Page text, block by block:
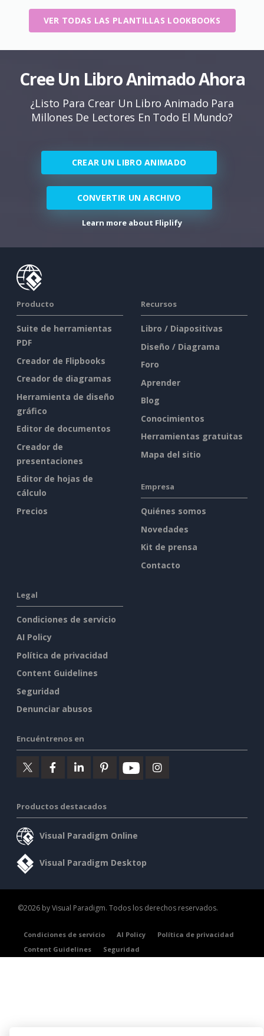
VER TODAS LAS PLANTILLAS LOOKBOOKS
Cree Un Libro Animado Ahora
¿Listo Para Crear Un Libro Animado Para
Millones De Lectores En Todo El Mundo?
CREAR UN LIBRO ANIMADO
CONVERTIR UN ARCHIVO
Learn more about Fliplify
Producto
Suite de herramientas
PDF
Creador de Flipbooks
Creador de diagramas
Herramienta de diseño
gráfico
Editor de documentos
Creador de
presentaciones
Editor de hojas de
cálculo
Precios
Recursos
Libro / Diapositivas
Diseño / Diagrama
Foro
Aprender
Blog
Conocimientos
Herramientas gratuitas
Mapa del sitio
Empresa
Quiénes somos
Novedades
Kit de prensa
Contacto
Legal
Condiciones de servicio
AI Policy
Política de privacidad
Content Guidelines
Seguridad
Denunciar abusos
Encuéntrenos en
Productos destacados
Visual Paradigm Online
Visual Paradigm Desktop
©2026 by Visual Paradigm. Todos los derechos reservados.
Condiciones de servicio AI Policy
Política de privacidad
Content Guidelines
Seguridad